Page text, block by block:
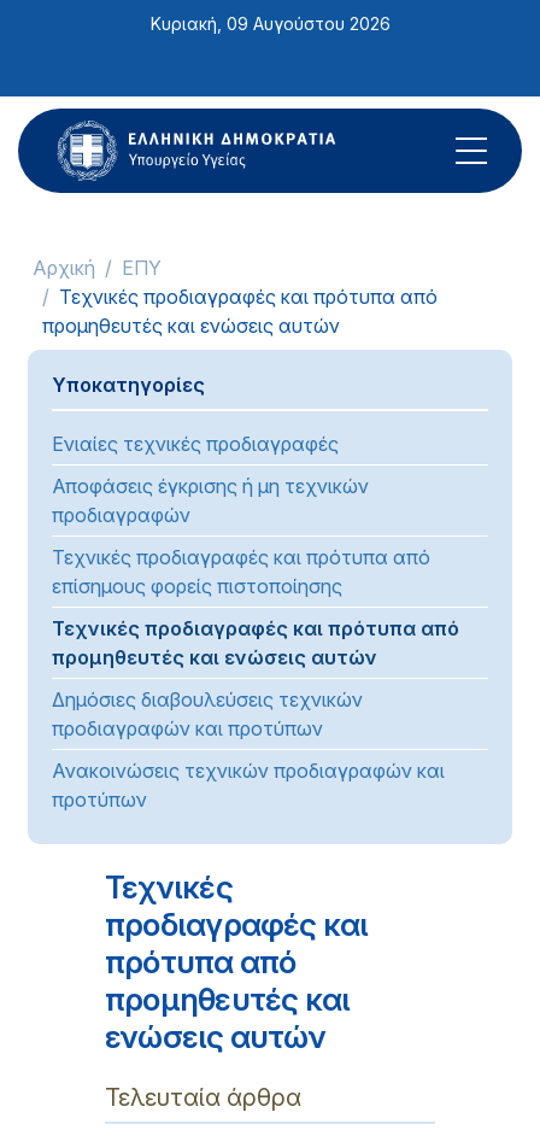
ιστότοπος
περιλαμβάνει
ένα
σύστημα
Κυριακή, 09 Αυγούστου 2026
Αρχική
ΕΠΥ
Τεχνικές προδιαγραφές και πρότυπα από
προμηθευτές και ενώσεις αυτών
Υποκατηγορίες
Ενιαίες τεχνικές προδιαγραφές
Αποφάσεις έγκρισης ή μη τεχνικών
προδιαγραφών
Τεχνικές προδιαγραφές και πρότυπα από
επίσημους φορείς πιστοποίησης
Τεχνικές προδιαγραφές και πρότυπα από
προμηθευτές και ενώσεις αυτών
Δημόσιες διαβουλεύσεις τεχνικών
προδιαγραφών και προτύπων
Ανακοινώσεις τεχνικών προδιαγραφών και
προτύπων
Τεχνικές
προδιαγραφές και
πρότυπα από
προμηθευτές και
ενώσεις αυτών
Τελευταία άρθρα